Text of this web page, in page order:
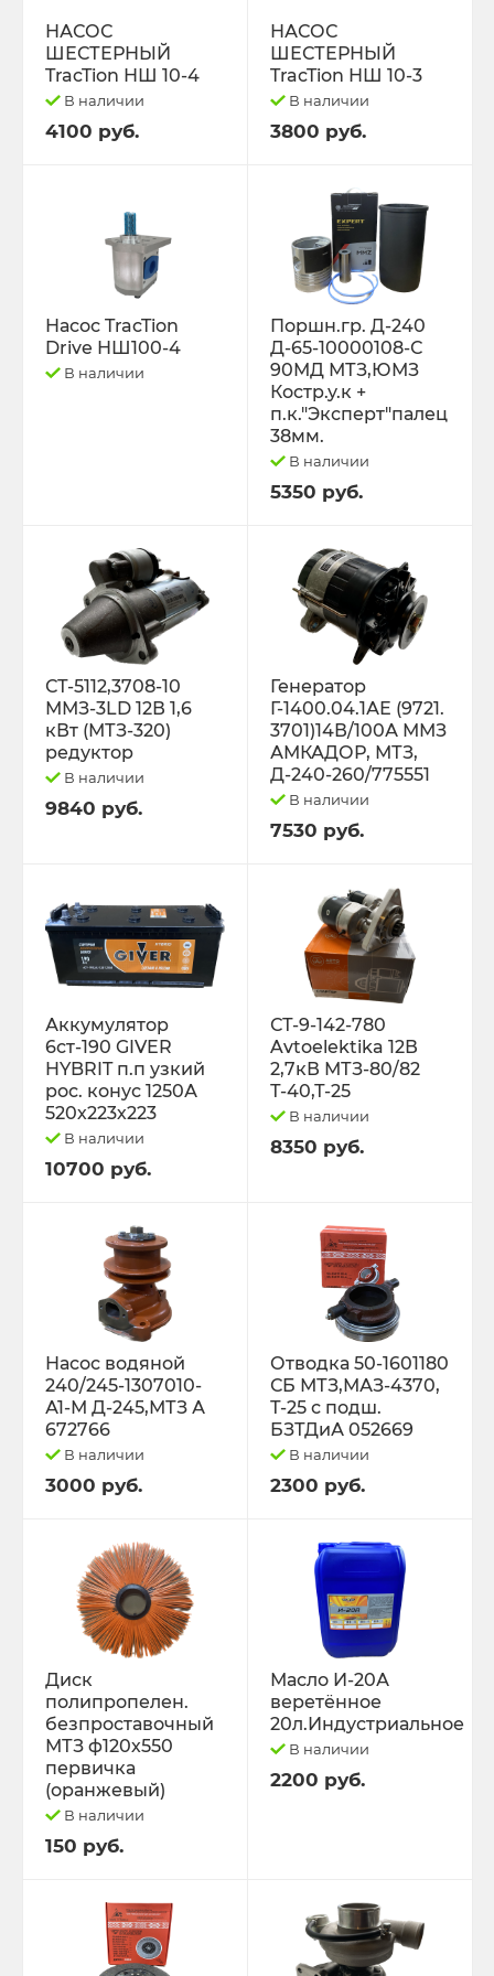
НАСОС
ШЕСТЕРНЫЙ
TracTion НШ 10-4
В наличии
4100 руб.
НАСОС
ШЕСТЕРНЫЙ
TracTion НШ 10-3
В наличии
3800 руб.
Насос TracTion
Drive НШ100-4
В наличии
Поршн.гр. Д-240
Д-65-10000108-С
90МД МТЗ,ЮМЗ
Костр.у.к +
п.к."Эксперт"палец
38мм.
В наличии
5350 руб.
СТ-5112,3708-10
ММЗ-3LD 12В 1,6
кВт (МТЗ-320)
редуктор
В наличии
9840 руб.
Генератор
Г-1400.04.1АЕ (9721.
3701)14В/100А ММЗ
АМКАДОР, МТЗ,
Д-240-260/775551
В наличии
7530 руб.
Аккумулятор
6ст-190 GIVER
HYBRIT п.п узкий
рос. конус 1250А
520х223х223
В наличии
10700 руб.
СТ-9-142-780
Avtoelektika 12В
2,7кВ МТЗ-80/82
Т-40,Т-25
В наличии
8350 руб.
Насос водяной
240/245-1307010-
А1-М Д-245,МТЗ А
672766
В наличии
3000 руб.
Отводка 50-1601180
СБ МТЗ,МАЗ-4370,
Т-25 с подш.
БЗТДиА 052669
В наличии
2300 руб.
Диск
полипропелен.
безпроставочный
МТЗ ф120х550
первичка
(оранжевый)
В наличии
150 руб.
Масло И-20А
веретённое
20л.Индустриальное
В наличии
2200 руб.
Свободный код
СЕЛЬХОЗ-МАШИНЫ
ТО-49 , ТО-30. ТО-28
ТОПЛИВОПРОВОДЫ.
Трактор ДТ-175 (ВОЛГАРЬ). ВТ-100
Трактор ДТ-75,Т-4,ТДТ-55 дв.А-41/01,
Трактор К-701 К-744 К-702
Трактор МТЗ-1221 1522 1523 1025 2022.3
Д-260
Трактор МТЗ-320
Трактор МТЗ-82 Д-243 Д-245
Трактор Т-130,170
Трактор Т-25,Т-16 Т-30 Т-45 Т-2048
Трактор Т-40, ЛТЗ-55/60 (Д-144)
Трактор Т-70С
Трактор ЮМЗ-6
ТУРБОКОМПРЕССОРЫ
ФОРС., ПЛУНЖ. ПАРА ,КЛАП. ПАРА,
ПОМПЫ, НАСОС ПОДКА
ЭЛЕКТРООБОРУДОВАНИЕ
ЭО-3323, ЭО-2621 ПЭА-1 ТО-49,702,
ЕК-12,14, ДЭК-251